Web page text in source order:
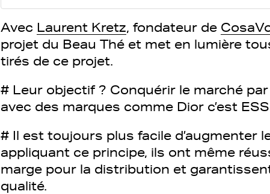
Avec Laurent Kretz, fondateur de
projet du Beau Thé et met en lumière
tirés de ce projet.
# Leur objectif ? Conquérir le marché
avec des marques comme Dior c’est
# Il est toujours plus facile d’augmenter
appliquant ce principe, ils ont même
marge pour la distribution et
qualité.